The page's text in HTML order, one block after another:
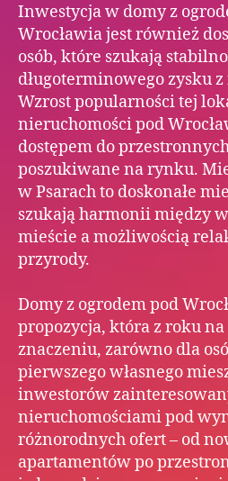
Inwestycja w domy z
Wrocławia jest również
osób, które szukają
długoterminowego zysku
Wzrost popularności tej
nieruchomości pod
dostępem do
poszukiwane na rynku.
w Psarach to doskonałe
szukają harmonii między
mieście a możliwością
przyrody.
Domy z ogrodem pod
propozycja, która z roku
znaczeniu, zarówno dla
pierwszego własnego
inwestorów
nieruchomościami pod
różnorodnych ofert – od
apartamentów po